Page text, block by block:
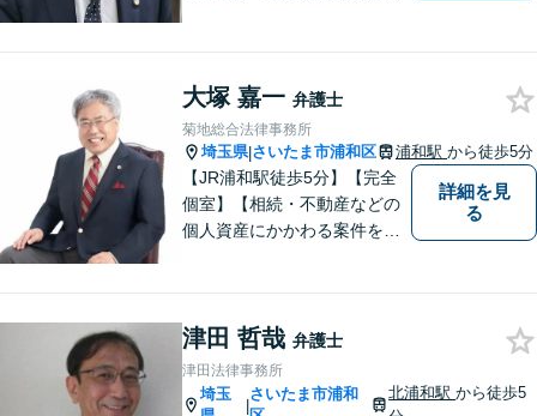
善の解決を全力で目指しま
す。【夜間・土日相談可】
大塚 嘉一 弁護士
菊地総合法律事務所
埼玉県|さいたま市浦和区 浦和駅 から徒歩5分
【JR浦和駅徒歩5分】【完全
個室】【相続・不動産などの
個人資産にかかわる案件を多
お気軽にご相談ください。
詳細を見
る
津田 哲哉 弁護士
津田法律事務所
埼玉
|
さいたま市浦和
北浦和駅から徒歩5